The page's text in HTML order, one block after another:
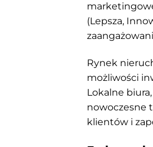
(Lepsza,
Rynek
możliwości
Lokalne
nowoczesne
klientów i